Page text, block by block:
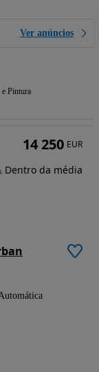
Ver anúncios
e Pintura
14 250 EUR
Dentro da média